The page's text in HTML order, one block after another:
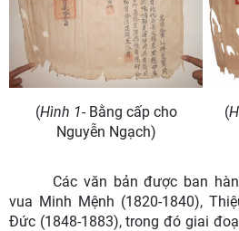
(Hình 1- Bằng cấp cho
Nguyễn Ngạch)
(
Các văn bản được ban
vua Minh Mệnh (1820-1840),
Đức (1848-1883), trong đó giai